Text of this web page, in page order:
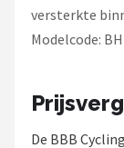
versterkte
Modelcode:
De BBB